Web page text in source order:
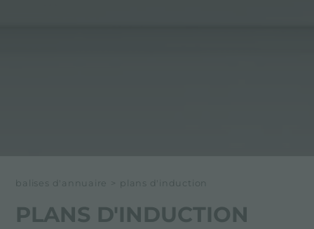
balises d'annuaire > plans d'induction
PLANS D'INDUCTION